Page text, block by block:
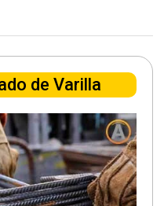
de Varilla